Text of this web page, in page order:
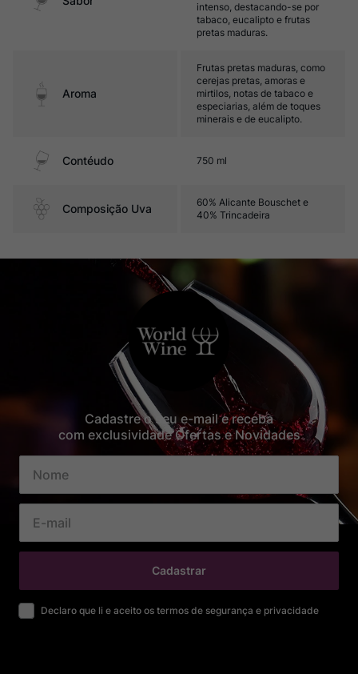
intenso, destacando-se por
tabaco, eucalipto e frutas
pretas maduras.
Aroma
Frutas pretas maduras, como
cerejas pretas, amoras e
mirtilos, notas de tabaco e
especiarias, além de toques
minerais e de eucalipto.
Contéudo 750 ml
Composição Uva
60% Alicante Bouschet e
40% Trincadeira
Cadastre o seu e-mail e receba
com exclusividade Ofertas e Novidades
Cadastrar
Declaro que li e aceito os termos de segurança e privacidade